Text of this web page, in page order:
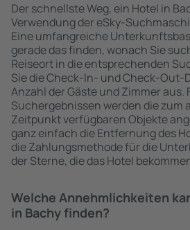
Der schnellste Weg, ein Hotel in
Verwendung der eSky-
Eine umfangreiche
gerade das finden, wonach Sie
Reiseort in die entsprechenden
Sie die Check-In- und Check-Out-
Anzahl der Gäste und Zimmer aus.
Suchergebnissen werden die zum
Zeitpunkt verfügbaren Objekte
ganz einfach die Entfernung des
die Zahlungsmethode für die
der Sterne, die das Hotel
Welche Annehmlichkeiten
in Bachy finden?